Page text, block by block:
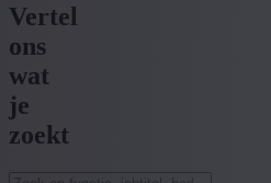
Vertel
ons
wat
je
zoekt